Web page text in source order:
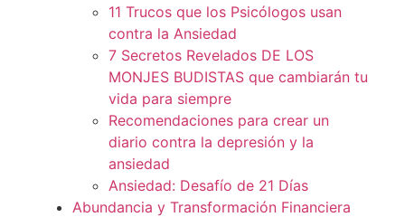
11 Trucos que los Psicólogos usan
contra la Ansiedad
7 Secretos Revelados DE LOS
MONJES BUDISTAS que cambiarán tu
vida para siempre
Recomendaciones para crear un
diario contra la depresión y la
ansiedad
Ansiedad: Desafío de 21 Días
Abundancia y Transformación Financiera